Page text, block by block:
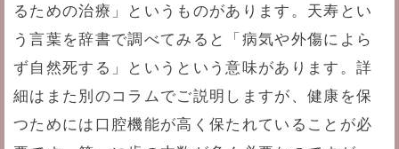
るための治療」というものがあります。天寿とい
う言葉を辞書で調べてみると「病気や外傷によら
ず自然死する」というという意味があります。詳
細はまた別のコラムでご説明しますが、健康を保
つためには口腔機能が高く保たれていることが必